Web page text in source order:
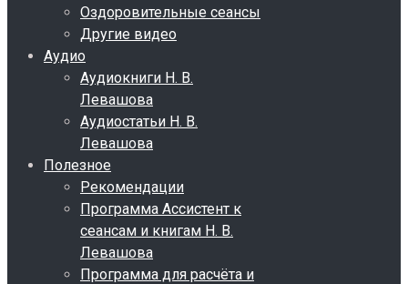
Оздоровительные сеансы
Другие видео
Аудио
Аудиокниги Н. В.
Левашова
Аудиостатьи Н. В.
Левашова
Полезное
Рекомендации
Программа Ассистент к
сеансам и книгам Н. В.
Левашова
Программа для расчёта и